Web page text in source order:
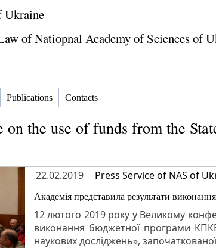
Ukraine
of Natiopnal Academy of Sciences of
Publications Contacts
the use of funds from the
22.02.2019 Press Service of NAS of
Академія представила результати
12 лютого 2019 року у Великому
виконання бюджетної програми
наукових досліджень»,